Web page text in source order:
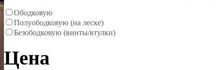
Ободковую
Полуободковую (на леске)
Безободковую (винты/втулки)
Цена